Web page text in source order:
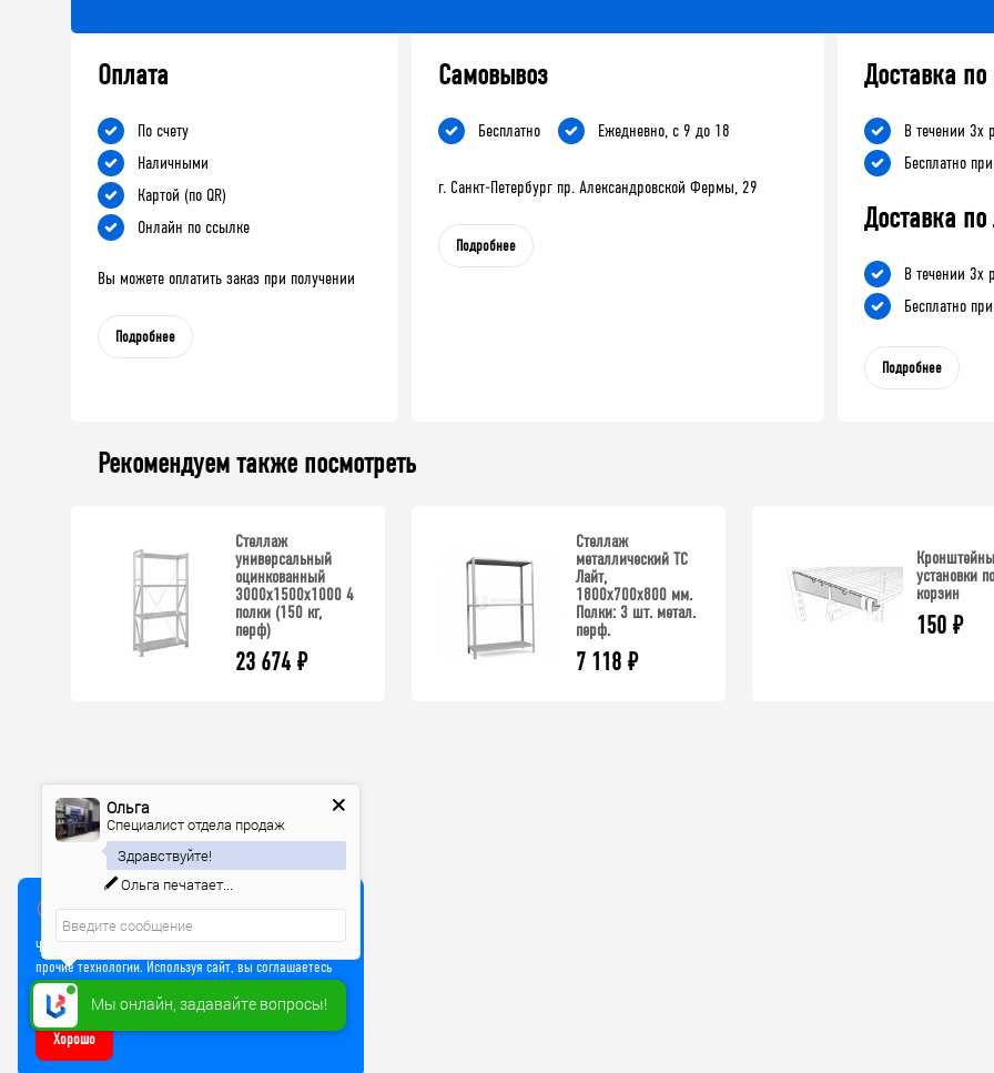
Оплата
По счету
Наличными
Картой (по QR)
Онлайн по ссылке
Вы можете оплатить заказ при получении
Подробнее
Самовывоз
Бесплатно Ежедневно, с 9 до 18
г. Санкт-Петербург пр. Александровской Фермы, 29
Подробнее
Доставка
В течении 3х
Бесплатно
Доставка
В течении 3х
Бесплатно
Подробнее
Рекомендуем также посмотреть
Стеллаж
универсальный
оцинкованный
3000x1500x1000 4
полки (150 кг,
перф)
23 674 ₽
Стеллаж
металлический ТС
Лайт,
1800x700x800 мм.
Полки: 3 шт. метал.
перф.
7 118 ₽
установки
корзин
150 ₽
Мы используем куки
Чтобы улучшить работу сайта, мы используем Cookie и
прочие технологии. Используя сайт, вы соглашаетесь
на обработку файлов Cookie
Хорошо
Мы онлайн, задавайте вопросы!
Ольга
Специалист отдела продаж
Здравствуйте!
Ольга печатает...